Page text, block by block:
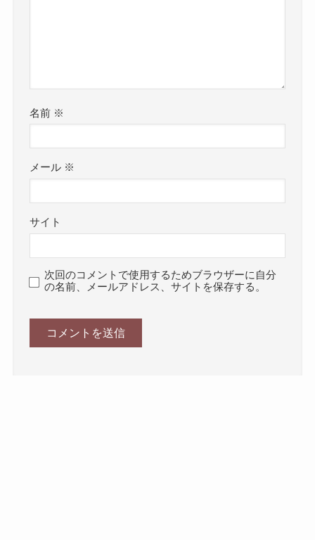
名前 ※
メール ※
サイト
次回のコメントで使用するためブラウザーに自分
の名前、メールアドレス、サイトを保存する。